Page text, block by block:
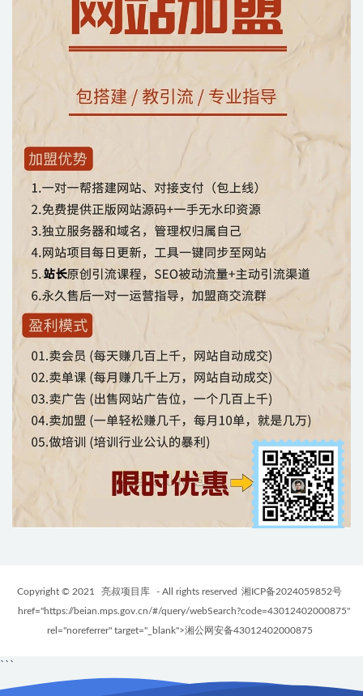
Copyright © 2021 亮叔项目库 - All rights reserved 湘ICP备2024059852号
href="https://beian.mps.gov.cn/#/query/webSearch?code=43012402000875"
rel="noreferrer" target="_blank">湘公网安备43012402000875
```